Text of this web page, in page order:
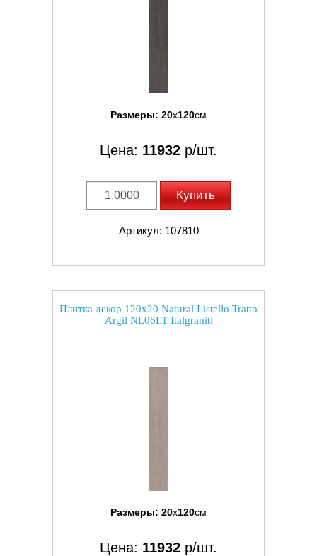
Размеры: 20x120см
Цена: 11932 р/шт.
Купить
Артикул: 107810
Плитка декор 120x20 Natural Listello Tratto
Argil NL06LT Italgraniti
Размеры: 20x120см
Цена: 11932 р/шт.